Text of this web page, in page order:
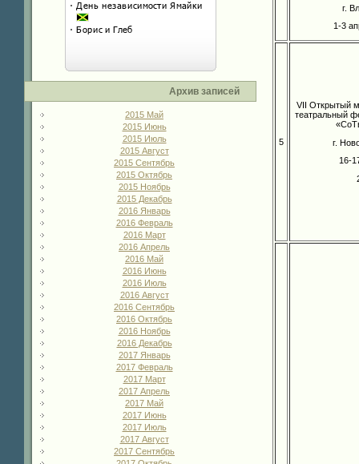
Архив записей
2015 Май
2015 Июнь
2015 Июль
2015 Август
2015 Сентябрь
2015 Октябрь
2015 Ноябрь
2015 Декабрь
2016 Январь
2016 Февраль
2016 Март
2016 Апрель
2016 Май
2016 Июнь
2016 Июль
2016 Август
2016 Сентябрь
2016 Октябрь
2016 Ноябрь
2016 Декабрь
2017 Январь
2017 Февраль
2017 Март
2017 Апрель
2017 Май
2017 Июнь
2017 Июль
2017 Август
2017 Сентябрь
г.
1-3
5
VII Открытый
театральный
г.
16-